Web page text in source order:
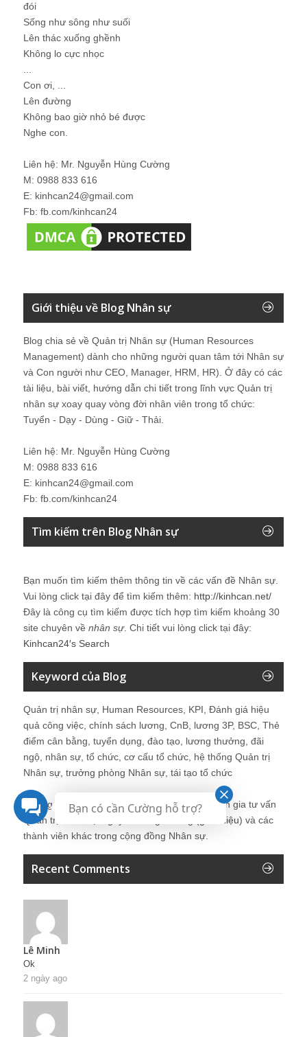
đói
Sống như sông như suối
Lên thác xuống ghềnh
Không lo cực nhọc
Con ơi, ...
Lên đường
Không bao giờ nhỏ bé được
Nghe con.
Liên hệ: Mr. Nguyễn Hùng Cường
M: 0988 833 616
E: kinhcan24@gmail.com
Fb: fb.com/kinhcan24
Giới thiệu về Blog Nhân sự
Blog chia sẻ về Quản trị Nhân sự (Human Resources
Management) dành cho những người quan tâm tới Nhân sự
và Con người như CEO, Manager, HRM, HR). Ở đây có các
tài liệu, bài viết, hướng dẫn chi tiết trong lĩnh vực Quản trị
nhân sự xoay quay vòng đời nhân viên trong tổ chức:
Tuyển - Dạy - Dùng - Giữ - Thải.
Liên hệ: Mr. Nguyễn Hùng Cường
M: 0988 833 616
E: kinhcan24@gmail.com
Fb: fb.com/kinhcan24
Tìm kiếm trên Blog Nhân sự
Bạn muốn tìm kiếm thêm thông tin về các vấn đề Nhân sự
Vui lòng click tại đây để tìm kiếm thêm: http://kinhcan.net/
Đây là công cụ tìm kiếm được tích hợp tìm kiếm khoảng 30
site chuyên về nhân sự. Chi tiết vui lòng click tại đây:
Kinhcan24′s Search
Keyword của Blog
Quản trị nhân sự, Human Resources, KPI, Đánh giá hiệu
quả công việc, chính sách lương, CnB, lương 3P, BSC, Thẻ
điểm cân bằng, tuyển dụng, đào tạo, lương thưởng, đãi
ngộ, nhân sự, tổ chức, cơ cấu tổ chức, hệ thống Quản trị
Nhân sự, trưởng phòng Nhân sự, tái tạo tổ chức
Những bài viết tại blog được chia sẻ bởi chuyên gia tư vấn
Quản trị Nhân sự Nguyễn Hùng Cường (
giới thiệu) và các
thành viên khác trong cộng đồng Nhân sự.
Recent Comments
Lê Minh
Ok
2 ngày ago
Bạn có cần Cường hỗ trợ?